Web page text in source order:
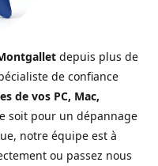
depuis plus de
de confiance
de vos PC, Mac,
soit pour un dépannage
notre équipe est à
ou passez nous